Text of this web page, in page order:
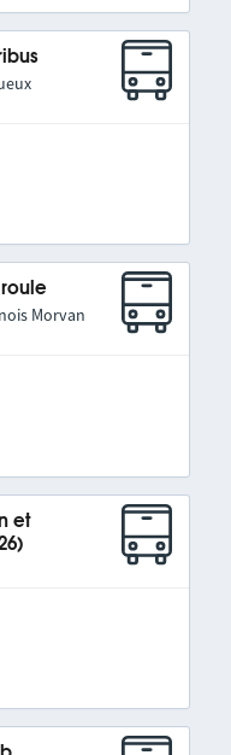
Morvan
et